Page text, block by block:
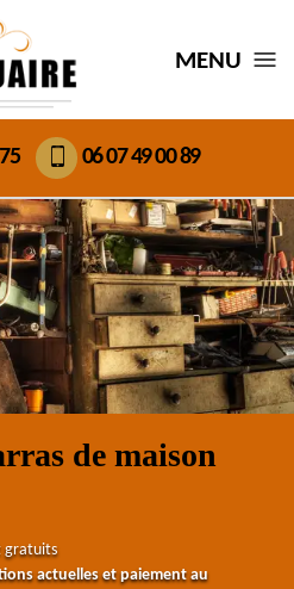
MENU
06 07 49 00 89
de maison
gratuits
actuelles et paiement au